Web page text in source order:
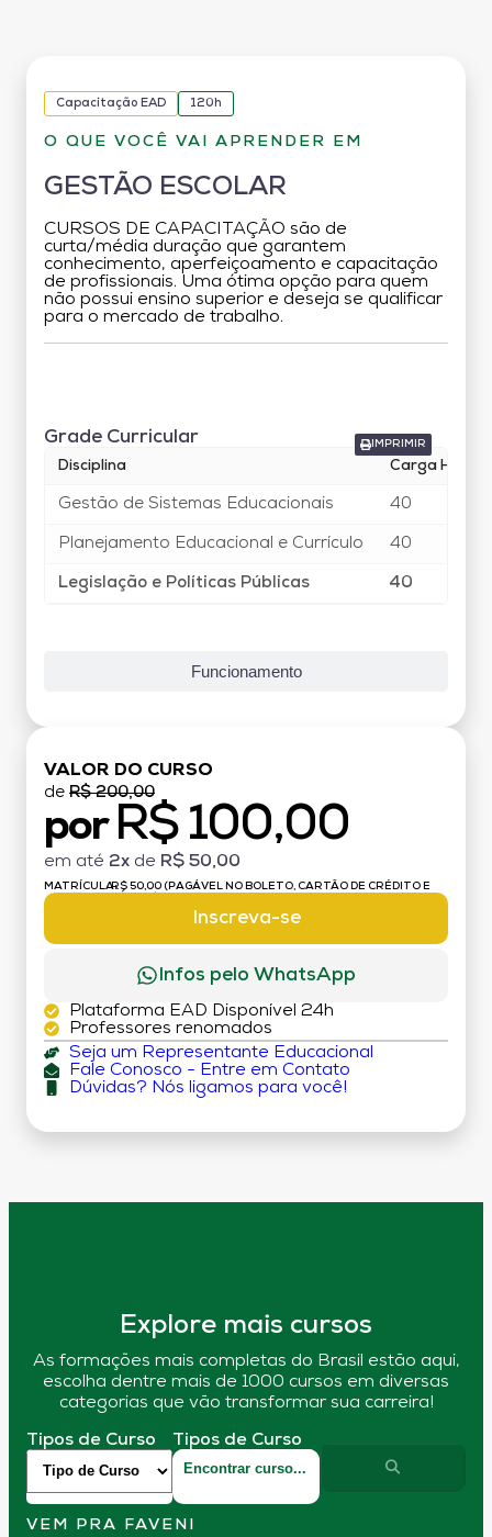
Capacitação EAD 120h
O QUE VOCÊ VAI APRENDER EM
GESTÃO ESCOLAR
CURSOS DE CAPACITAÇÃO são de
curta/média duração que garantem
conhecimento, aperfeiçoamento e capacitação
de profissionais. Uma ótima opção para quem
não possui ensino superior e deseja se qualificar
para o mercado de trabalho.
Funcionamento
IMPRIMIR
Grade Curricular
Disciplina Carga
Gestão de Sistemas Educacionais 40
Planejamento Educacional e Currículo 40
Legislação e Políticas Públicas 40
VALOR DO CURSO
de R$ 200,00
por R$ 100,00
em até 2x de R$ 50,00
MATRÍCULA:R$ 50,00 (PAGÁVEL NO BOLETO, CARTÃO DE CRÉDITO E
Inscreva-se
Infos pelo WhatsApp
Plataforma EAD Disponível 24h
Professores renomados
Seja um Representante Educacional
Fale Conosco - Entre em Contato
Dúvidas? Nós ligamos para você!
Explore mais cursos
As formações mais completas do Brasil estão aqui,
escolha dentre mais de 1000 cursos em diversas
categorias que vão transformar sua carreira!
Tipos de Curso Tipos de Curso
VEM PRA FAVENI